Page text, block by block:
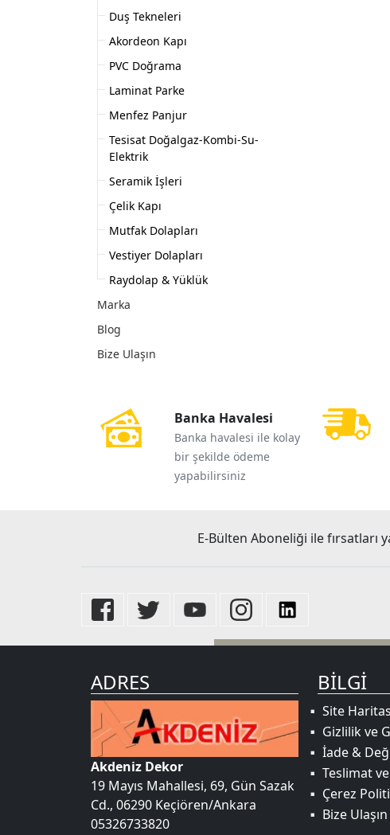
Duş Tekneleri
Akordeon Kapı
PVC Doğrama
Laminat Parke
Menfez Panjur
Tesisat Doğalgaz-Kombi-Su-
Elektrik
Seramik İşleri
Çelik Kapı
Mutfak Dolapları
Vestiyer Dolapları
Raydolap & Yüklük
Marka
Blog
Bize Ulaşın
Banka Havalesi
Banka havalesi ile kolay
bir şekilde ödeme
yapabilirsiniz
E-Bülten Aboneliği ile fırsatları
ADRES
Akdeniz Dekor
19 Mayıs Mahallesi, 69, Gün Sazak
Cd., 06290 Keçiören/Ankara
05326733820
BILGI
Site
Gizlilik ve
İade &
Teslimat
Çerez
Bize Ulaşın